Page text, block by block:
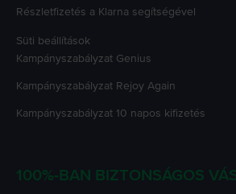
Részletfizetés a Klarna segítségével
Süti beállítások
Kampányszabályzat Genius
Kampányszabályzat Rejoy Again
Kampányszabályzat 10 napos kifizetés
100%-BAN BIZTONSÁGOS